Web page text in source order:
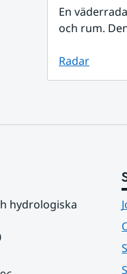
En
och rum.
Radar
hydrologiska